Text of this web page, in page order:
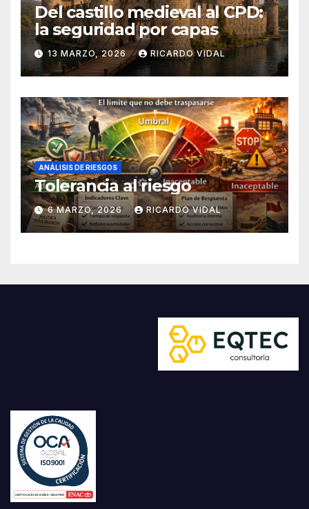
Del castillo medieval al CPD:
la seguridad por capas
13 MARZO, 2026 RICARDO VIDAL
ANÁLISIS DE RIESGOS
Tolerancia al riesgo
6 MARZO, 2026 RICARDO VIDAL